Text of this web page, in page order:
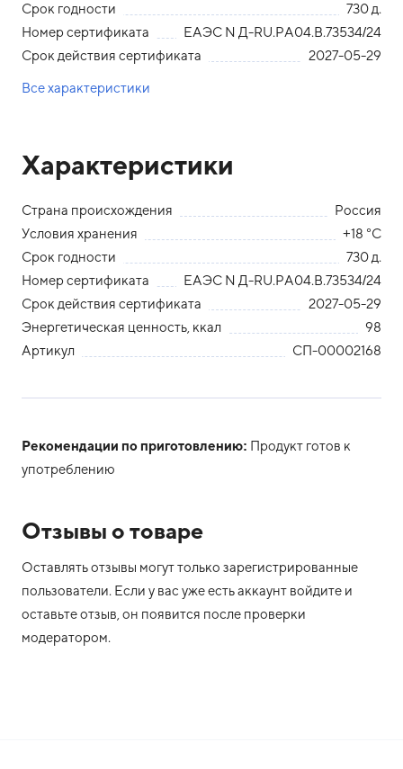
Срок годности
730 д.
Номер сертификата
ЕАЭС N Д-RU.PA04.B.73534/24
Срок действия сертификата
2027-05-29
Все характеристики
Характеристики
Страна происхождения
Россия
Условия хранения
+18 °С
Срок годности
730 д.
Номер сертификата
ЕАЭС N Д-RU.PA04.B.73534/24
Срок действия сертификата
2027-05-29
Энергетическая ценность, ккал
98
Артикул
СП-00002168
Рекомендации по приготовлению: Продукт готов к
употреблению
Отзывы о товаре
Оставлять отзывы могут только зарегистрированные
пользователи. Если у вас уже есть аккаунт войдите и
оставьте отзыв, он появится после проверки
модератором.